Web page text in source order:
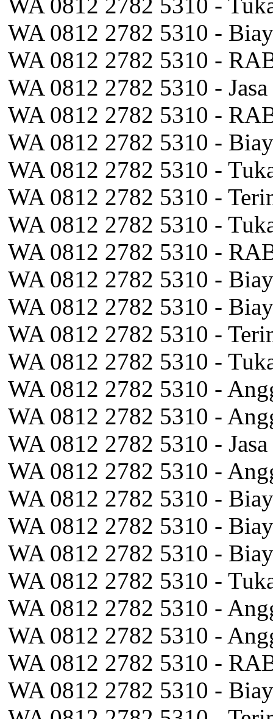
WA 0812 2782 5310 -
WA 0812 2782 5310 -
WA 0812 2782 5310 -
WA 0812 2782 5310 -
WA 0812 2782 5310 -
WA 0812 2782 5310 -
WA 0812 2782 5310 -
WA 0812 2782 5310 -
WA 0812 2782 5310 -
WA 0812 2782 5310 -
WA 0812 2782 5310 -
WA 0812 2782 5310 -
WA 0812 2782 5310 -
WA 0812 2782 5310 -
WA 0812 2782 5310 -
WA 0812 2782 5310 -
WA 0812 2782 5310 -
WA 0812 2782 5310 -
WA 0812 2782 5310 -
WA 0812 2782 5310 -
WA 0812 2782 5310 -
WA 0812 2782 5310 -
WA 0812 2782 5310 -
WA 0812 2782 5310 -
WA 0812 2782 5310 -